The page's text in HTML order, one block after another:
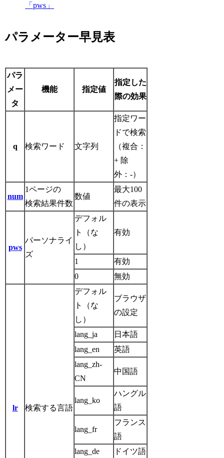
「pws」
パラメーター早見表
パラ
メー
タ
機能 指定値
指定した
際の効果
q 検索ワード 文字列
指定ワー
ドで検索
（複合：
+ 除
外：-）
num
1ページの
検索結果件数
数値
最大100
件の表示
pws
パーソナライ
ズ
デフォル
ト（な
し）
有効
1
有効
0
無効
lr 検索する言語
デフォル
ト（な
し）
ブラウザ
の設定
lang_ja
日本語
lang_en
英語
lang_zh-
CN
中国語
lang_ko
ハングル
語
lang_fr
フランス
語
lang_de
ドイツ語